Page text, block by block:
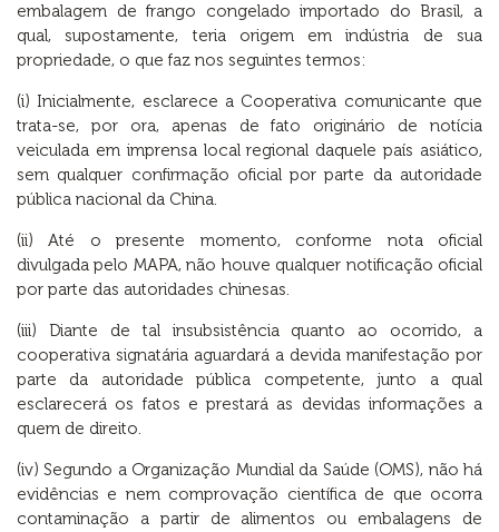
embalagem de frango congelado importado do Brasil, a
qual, supostamente, teria origem em indústria de sua
propriedade, o que faz nos seguintes termos:
(i) Inicialmente, esclarece a Cooperativa comunicante que
trata-se, por ora, apenas de fato originário de notícia
veiculada em imprensa local regional daquele país asiático,
sem qualquer confirmação oficial por parte da autoridade
pública nacional da China.
(ii) Até o presente momento, conforme nota oficial
divulgada pelo MAPA, não houve qualquer notificação oficial
por parte das autoridades chinesas.
(iii) Diante de tal insubsistência quanto ao ocorrido, a
cooperativa signatária aguardará a devida manifestação por
parte da autoridade pública competente, junto a qual
esclarecerá os fatos e prestará as devidas informações a
quem de direito.
(iv) Segundo a Organização Mundial da Saúde (OMS), não há
evidências e nem comprovação científica de que ocorra
contaminação a partir de alimentos ou embalagens de